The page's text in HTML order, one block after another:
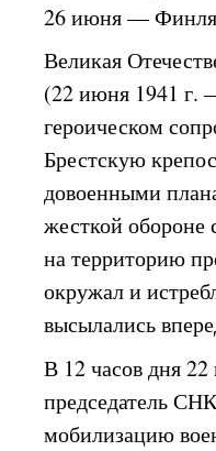
26 июня —
Великая
(22 июня 1941 г.
героическом
Брестскую
довоенными
жесткой обороне
на территорию
окружал и
высылались
В 12 часов дня
председатель
мобилизацию